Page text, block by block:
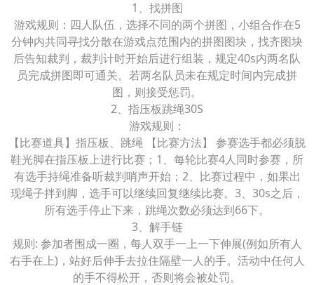
1、找拼图
游戏规则：四人队伍，选择不同的两个拼图，小组合作在5
分钟内共同寻找分散在游戏点范围内的拼图图块，找齐图块
后告知裁判，裁判计时开始后进行组装，规定40s内两名队
员完成拼图即可通关。若两名队员未在规定时间内完成拼
图，则接受惩罚。
2、指压板跳绳30S
游戏规则：
【比赛道具】指压板、跳绳 【比赛方法】 参赛选手都必须脱
鞋光脚在指压板上进行比赛；1、每轮比赛4人同时参赛，所
有选手持绳准备听裁判哨声开始；2、比赛过程中，如果出
现绳子拌到脚，选手可以继续回复继续比赛。3、30s之后，
所有选手停止下来，跳绳次数必须达到66下。
3、解手链
规则: 参加者围成一圈，每人双手一上一下伸展(例如所有人
右手在上)，站好后伸手去拉住隔壁一人的手。活动中任何人
的手不得松开，否则将会被处罚。